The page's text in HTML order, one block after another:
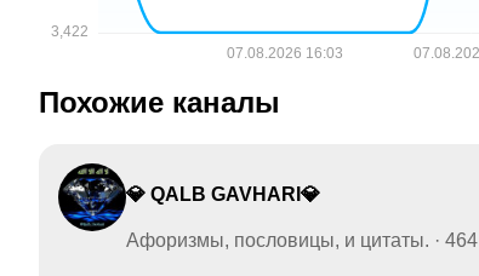
Похожие каналы
💎 QALB GAVHARI💎
Афоризмы, пословицы, и цитаты. · 464